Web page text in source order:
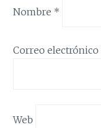
Nombre *
Correo electrónico
Web